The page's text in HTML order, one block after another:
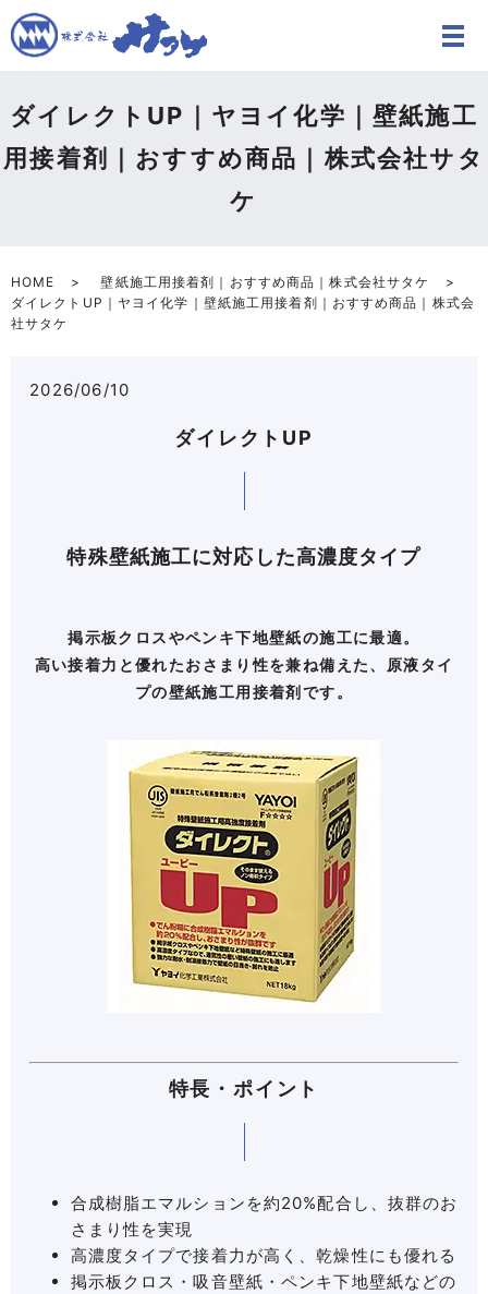
ダイレクトUP｜ヤヨイ化学｜壁紙施工
用接着剤｜おすすめ商品｜株式会社サタ
ケ
HOME
壁紙施工用接着剤｜おすすめ商品｜株式会社サタケ
ダイレクトUP｜ヤヨイ化学｜壁紙施工用接着剤｜おすすめ商品｜株式会
社サタケ
2026/06/10
ダイレクトUP
特殊壁紙施工に対応した高濃度タイプ
掲示板クロスやペンキ下地壁紙の施工に最適。
高い接着力と優れたおさまり性を兼ね備えた、原液タイ
プの壁紙施工用接着剤です。
特長・ポイント
合成樹脂エマルションを約20%配合し、抜群のお
さまり性を実現
高濃度タイプで接着力が高く、乾燥性にも優れる
掲示板クロス・吸音壁紙・ペンキ下地壁紙などの